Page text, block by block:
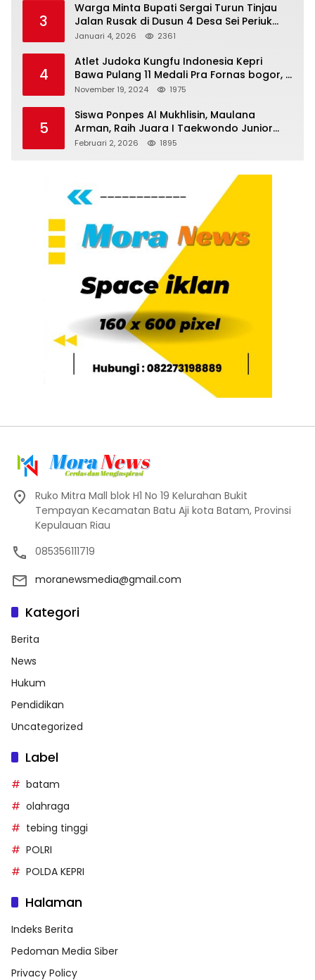
Tanjungpinang
3
Warga Minta Bupati Sergai Turun Tinjau
Jalan Rusak di Dusun 4 Desa Sei Periuk
Serdang Bedagai
Januari 4, 2026 2361
4
Atlet Judoka Kungfu Indonesia Kepri
Bawa Pulang 11 Medali Pra Fornas bogor, 3
Emas dan 8 Perunggu.
November 19, 2024 1975
5
Siswa Ponpes Al Mukhlisin, Maulana
Arman, Raih Juara I Taekwondo Junior
Putra di Riau National Championship 2026
Februari 2, 2026 1895
Ruko Mitra Mall blok H1 No 19 Kelurahan Bukit
Tempayan Kecamatan Batu Aji kota Batam, Provinsi
Kepulauan Riau
085356111719
moranewsmedia@gmail.com
Kategori
Berita
News
Hukum
Pendidikan
Uncategorized
Label
batam
olahraga
tebing tinggi
POLRI
POLDA KEPRI
Halaman
Indeks Berita
Pedoman Media Siber
Privacy Policy